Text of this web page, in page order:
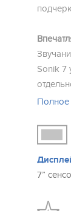
Sonik 7
MP3
Полное
7”